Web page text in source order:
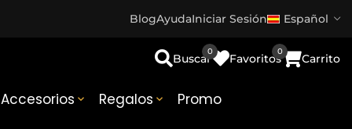
BlogAyudaIniciar Sesión Español
Accesorios  Regalos  Promo
Buscar Favoritos
0
Carrito
0